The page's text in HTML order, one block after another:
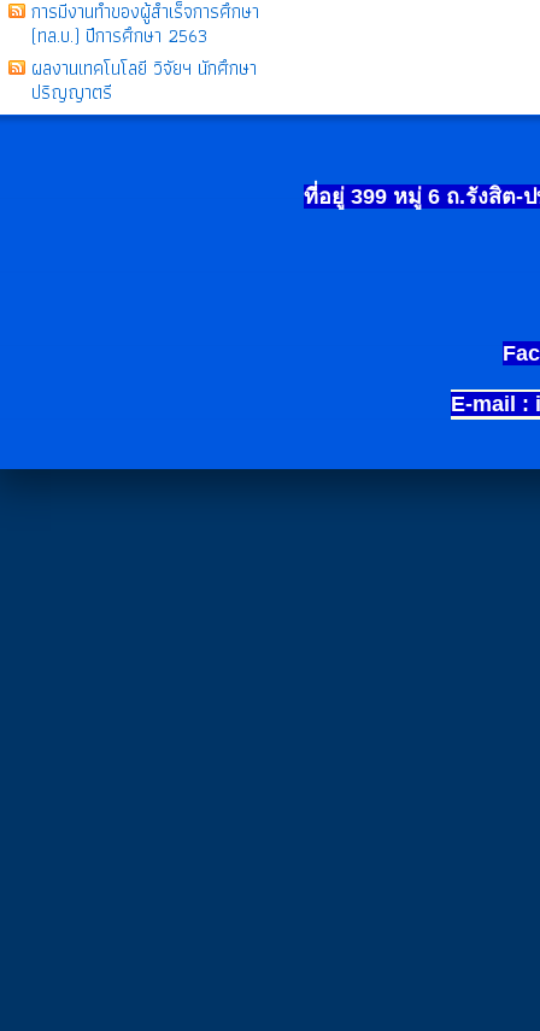
การมีงานทำของผู้สำเร็จการศึกษา
(ทล.บ.) ปีการศึกษา 2563
ผลงานเทคโนโลยี วิจัยฯ นักศึกษา
ปริญญาตรี
ที่อยู่ 399 หมู่ 6 ถ.รังสิต-
E-mail :